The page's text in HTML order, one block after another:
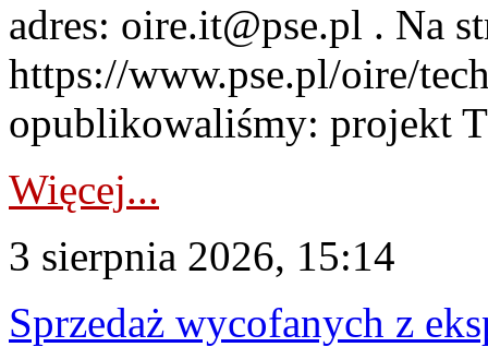
adres: oire.it@pse.pl . Na
https://www.pse.pl/oire/
opublikowaliśmy: projekt
Więcej...
3 sierpnia 2026, 15:14
Sprzedaż wycofanych z